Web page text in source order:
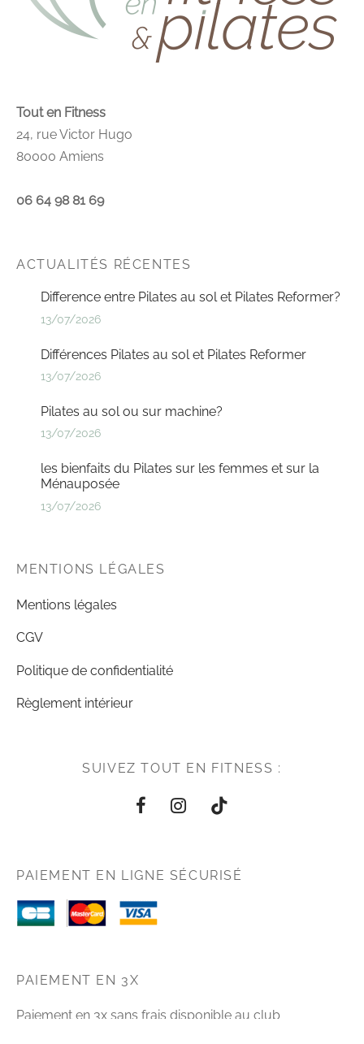
Tout en Fitness
24, rue Victor Hugo
80000 Amiens
06 64 98 81 69
ACTUALITÉS RÉCENTES
Difference entre Pilates au sol et Pilates Reformer?
13/07/2026
Différences Pilates au sol et Pilates Reformer
13/07/2026
Pilates au sol ou sur machine?
13/07/2026
les bienfaits du Pilates sur les femmes et sur la
Ménauposée
13/07/2026
MENTIONS LÉGALES
Mentions légales
CGV
Politique de confidentialité
Règlement intérieur
SUIVEZ TOUT EN FITNESS :
PAIEMENT EN LIGNE SÉCURISÉ
PAIEMENT EN 3X
Paiement en 3x sans frais disponible au club